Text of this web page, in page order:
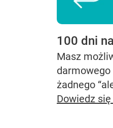
100 dni
Masz
żadnego
Dowiedz